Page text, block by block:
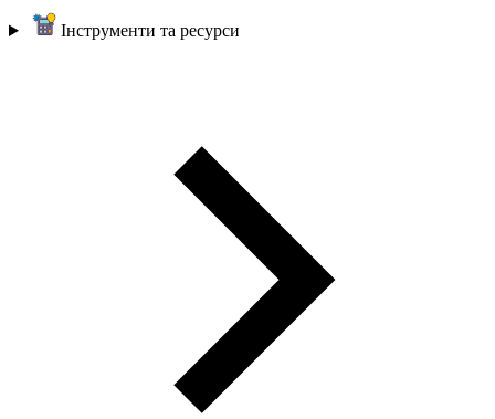
Інструменти та ресурси